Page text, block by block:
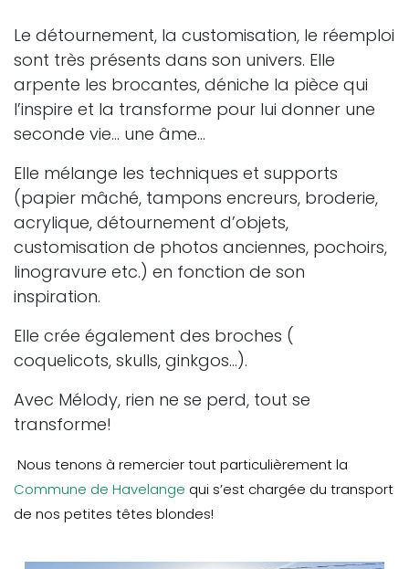
Le détournement, la customisation, le réemploi
sont très présents dans son univers. Elle
arpente les brocantes, déniche la pièce qui
l’inspire et la transforme pour lui donner une
seconde vie… une âme…
Elle mélange les techniques et supports
(papier mâché, tampons encreurs, broderie,
acrylique, détournement d’objets,
customisation de photos anciennes, pochoirs,
linogravure etc.) en fonction de son
inspiration.
Elle crée également des broches (
coquelicots, skulls, ginkgos…).
Avec Mélody, rien ne se perd, tout se
transforme!
Nous tenons à remercier tout particulièrement la
Commune de Havelange qui s’est chargée du transport
de nos petites têtes blondes!